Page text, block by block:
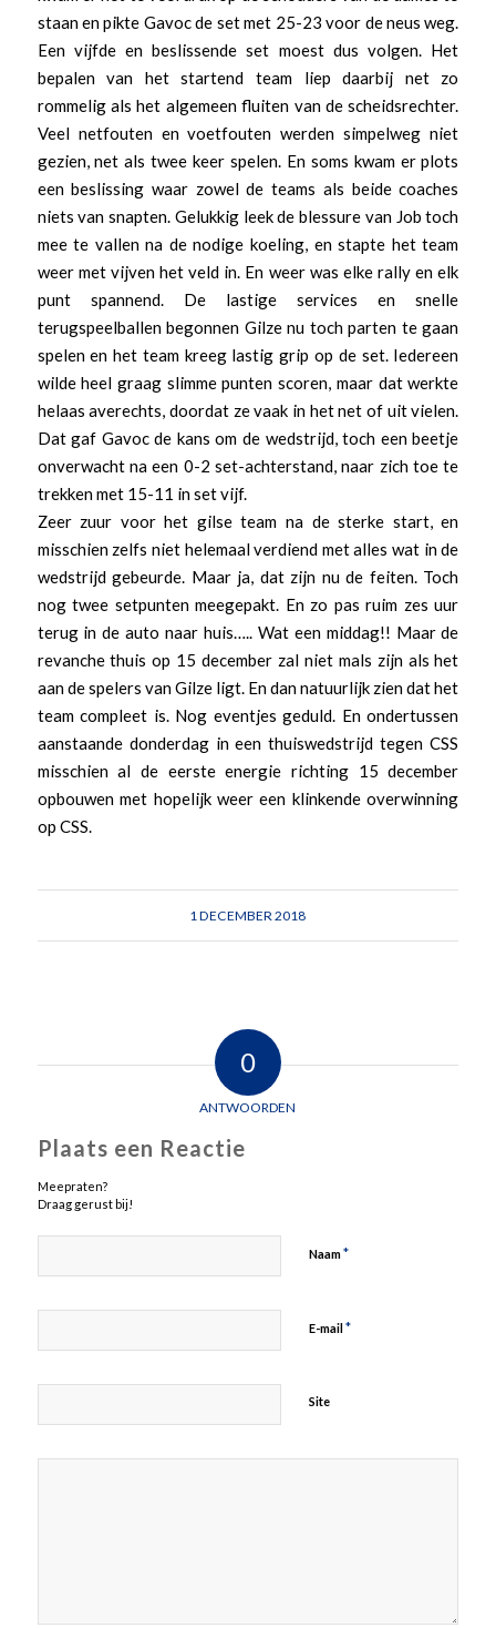
staan en pikte Gavoc de set met 25-23 voor de neus weg.
Een vijfde en beslissende set moest dus volgen. Het
bepalen van het startend team liep daarbij net zo
rommelig als het algemeen fluiten van de scheidsrechter.
Veel netfouten en voetfouten werden simpelweg niet
gezien, net als twee keer spelen. En soms kwam er plots
een beslissing waar zowel de teams als beide coaches
niets van snapten. Gelukkig leek de blessure van Job toch
mee te vallen na de nodige koeling, en stapte het team
weer met vijven het veld in. En weer was elke rally en elk
punt spannend. De lastige services en snelle
terugspeelballen begonnen Gilze nu toch parten te gaan
spelen en het team kreeg lastig grip op de set. Iedereen
wilde heel graag slimme punten scoren, maar dat werkte
helaas averechts, doordat ze vaak in het net of uit vielen.
Dat gaf Gavoc de kans om de wedstrijd, toch een beetje
onverwacht na een 0-2 set-achterstand, naar zich toe te
trekken met 15-11 in set vijf.
Zeer zuur voor het gilse team na de sterke start, en
misschien zelfs niet helemaal verdiend met alles wat in de
wedstrijd gebeurde. Maar ja, dat zijn nu de feiten. Toch
nog twee setpunten meegepakt. En zo pas ruim zes uur
terug in de auto naar huis….. Wat een middag!! Maar de
revanche thuis op 15 december zal niet mals zijn als het
aan de spelers van Gilze ligt. En dan natuurlijk zien dat het
team compleet is. Nog eventjes geduld. En ondertussen
aanstaande donderdag in een thuiswedstrijd tegen CSS
misschien al de eerste energie richting 15 december
opbouwen met hopelijk weer een klinkende overwinning
op CSS.
1 DECEMBER 2018
0
ANTWOORDEN
Plaats een Reactie
Meepraten?
Draag gerust bij!
Naam*
E-mail *
Site